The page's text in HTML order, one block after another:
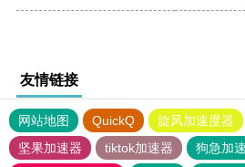
友情链接
网站地图 QuickQ 旋风加速度器
坚果加速器
tiktok加速器
狗急加